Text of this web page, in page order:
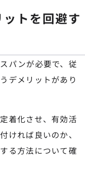
トを回避す
パンが必要で、従
デメリットがあり
着化させ、有効活
ければ良いのか、
る方法について確